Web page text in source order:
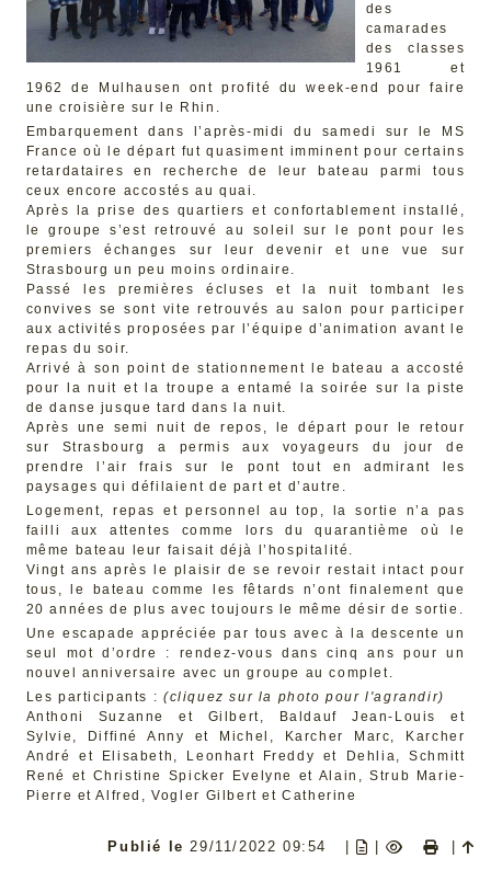
des
camarades
des classes
1961 et
1962 de Mulhausen ont profité du week-end pour faire
une croisière sur le Rhin.
Embarquement dans l’après-midi du samedi sur le MS
France où le départ fut quasiment imminent pour certains
retardataires en recherche de leur bateau parmi tous
ceux encore accostés au quai.
Après la prise des quartiers et confortablement installé,
le groupe s’est retrouvé au soleil sur le pont pour les
premiers échanges sur leur devenir et une vue sur
Strasbourg un peu moins ordinaire.
Passé les premières écluses et la nuit tombant les
convives se sont vite retrouvés au salon pour participer
aux activités proposées par l’équipe d’animation avant le
repas du soir.
Arrivé à son point de stationnement le bateau a accosté
pour la nuit et la troupe a entamé la soirée sur la piste
de danse jusque tard dans la nuit.
Après une semi nuit de repos, le départ pour le retour
sur Strasbourg a permis aux voyageurs du jour de
prendre l’air frais sur le pont tout en admirant les
paysages qui défilaient de part et d’autre.
Logement, repas et personnel au top, la sortie n’a pas
failli aux attentes comme lors du quarantième où le
même bateau leur faisait déjà l’hospitalité.
Vingt ans après le plaisir de se revoir restait intact pour
tous, le bateau comme les fêtards n’ont finalement que
20 années de plus avec toujours le même désir de sortie.
Une escapade appréciée par tous avec à la descente un
seul mot d’ordre : rendez-vous dans cinq ans pour un
nouvel anniversaire avec un groupe au complet.
Les participants : (cliquez sur la photo pour l'agrandir)
Anthoni Suzanne et Gilbert, Baldauf Jean-Louis et
Sylvie, Diffiné Anny et Michel, Karcher Marc, Karcher
André et Elisabeth, Leonhart Freddy et Dehlia, Schmitt
René et Christine Spicker Evelyne et Alain, Strub Marie-
Pierre et Alfred, Vogler Gilbert et Catherine
Publié le29/11/2022 09:54 |